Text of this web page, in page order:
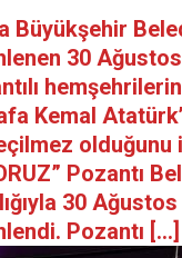
Büyükşehir
30
Kemal
olduğunu
Pozantı
30
Pozantı […]